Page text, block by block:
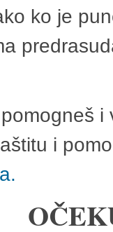
ko je
i